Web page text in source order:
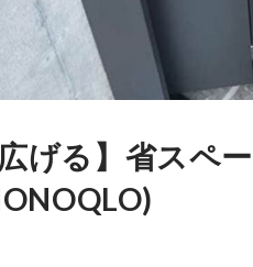
げる】省スペ